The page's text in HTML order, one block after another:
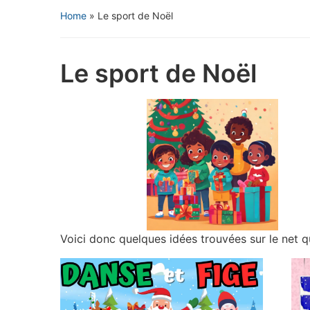
Home » Le sport de Noël
Le sport de Noël
Voici donc quelques idées trouvées sur le net